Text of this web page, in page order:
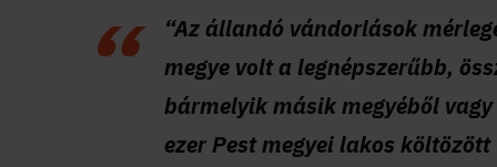
“Az állandó vándorlások
megye volt a legnépszerűbb,
bármelyik másik megyéből
ezer Pest megyei lakos